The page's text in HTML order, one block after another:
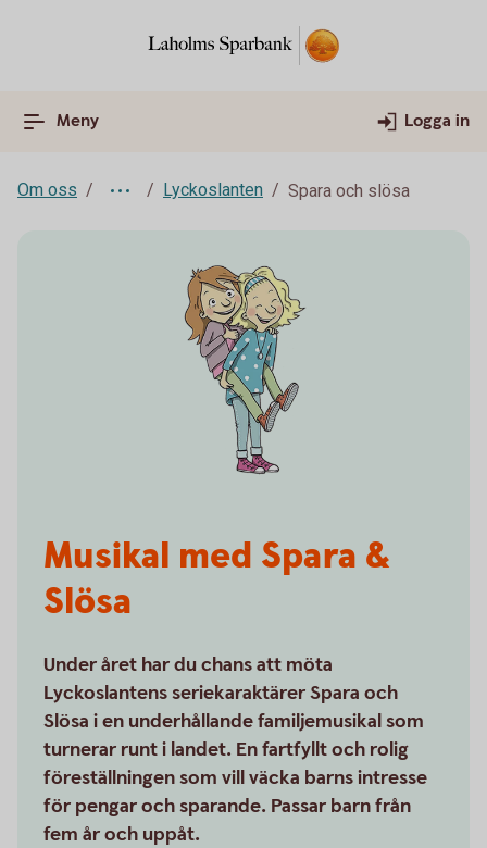
Meny Logga in
Om oss Lyckoslanten Spara och slösa
Musikal med Spara &
Slösa
Under året har du chans att möta
Lyckoslantens seriekaraktärer Spara och
Slösa i en underhållande familjemusikal som
turnerar runt i landet. En fartfyllt och rolig
föreställningen som vill väcka barns intresse
för pengar och sparande. Passar barn från
fem år och uppåt.